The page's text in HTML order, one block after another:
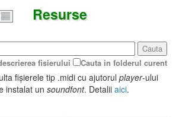
Resurse
Cauta
fisierului
Cauta in folderul curent
fișierele tip .midi cu ajutorul player-ului
instalat un soundfont. Detalii aici.